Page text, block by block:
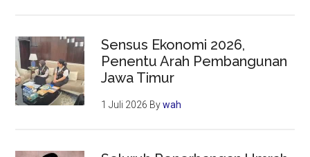
Sensus Ekonomi 2026,
Penentu Arah Pembangunan
Jawa Timur
1 Juli 2026 Bywah